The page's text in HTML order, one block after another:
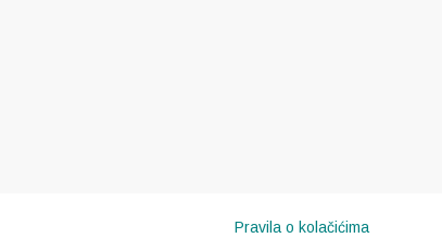
Pravila o kolačićima